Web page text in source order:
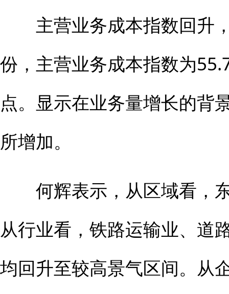
主营业务成本指数回升
份，主营业务成本指数为
点。显示在业务量增长的背
所增加。
何辉表示，从区域看，
从行业看，铁路运输业、道
均回升至较高景气区间。从